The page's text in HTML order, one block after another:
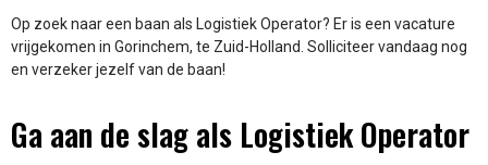
Op zoek naar een baan als Logistiek Operator? Er is een vacature
vrijgekomen in Gorinchem, te Zuid-Holland. Solliciteer vandaag nog
en verzeker jezelf van de baan!
Ga aan de slag als Logistiek Operator